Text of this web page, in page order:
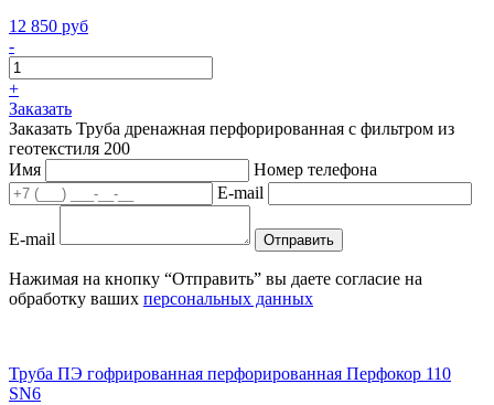
12 850 руб
-
+
Заказать
Заказать Труба дренажная перфорированная с фильтром из
геотекстиля 200
Имя
Номер телефона
E-mail
E-mail Отправить
Нажимая на кнопку “Отправить” вы даете согласие на
обработку ваших персональных данных
Труба ПЭ гофрированная перфорированная Перфокор 110
SN6